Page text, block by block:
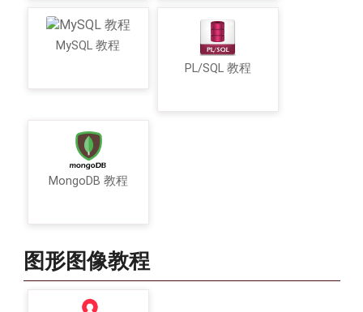
MySQL 教程
PL/SQL 教程
MongoDB 教程
图形图像教程